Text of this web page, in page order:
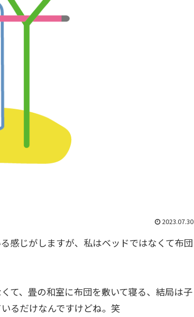
2023.07.30
感じがしますが、私はベッドではなくて布団
て、畳の和室に布団を敷いて寝る、結局は子
るだけなんですけどね。笑